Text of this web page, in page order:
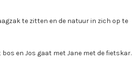
te zitten en de natuur in zich op te
en Jos gaat met Jane met de fietskar.